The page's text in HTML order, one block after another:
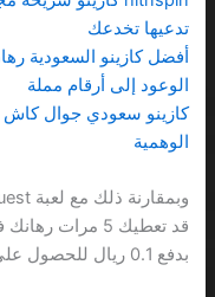
تدعيها تخدعك
أفضل كازينو السعودية
الوعود إلى أرقام مملة
كازينو سعودي جوال كاش
الوهمية
بدفع 0.1 ريال للحصول على رِسالة إعلانية.